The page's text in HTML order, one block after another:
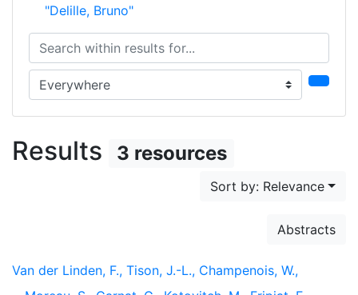
"Delille, Bruno"
Search within results for...
Search in...
Results 3 resources
Sort by: Relevance
Abstracts
Van der Linden, F., Tison, J.-L., Champenois, W.,